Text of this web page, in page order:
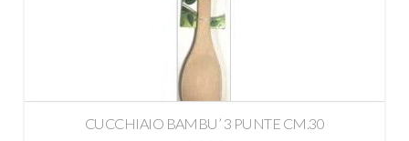
CUCCHIAIO BAMBU’ 3 PUNTE CM.30